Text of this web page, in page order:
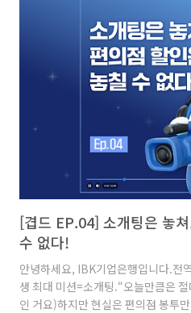
[겹드 EP.04] 소개팅은 놓
수 없다!
안녕하세요, IBK기업은행입니다.전
생 최대 미션=소개팅.“오늘만큼은
인 거요)하지만 현실은 편의점 봉투